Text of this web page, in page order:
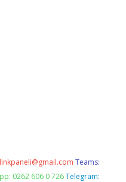
Teams:
0262 606 0 726 Telegram: